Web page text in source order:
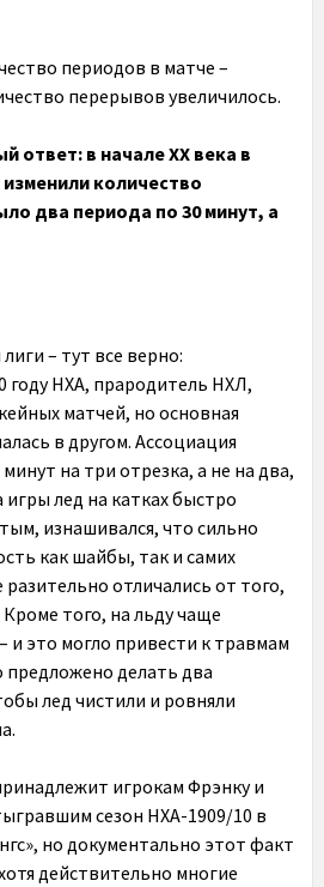
периодов в матче –
перерывов увеличилось.
ответ: в начале XX века в
количество
два периода по 30 минут, а
– тут все верно:
году НХА, прародитель НХЛ,
матчей, но основная
в другом. Ассоциация
на три отрезка, а не на два,
игры лед на катках быстро
изнашивался, что сильно
как шайбы, так и самих
отличались от того,
того, на льду чаще
и это могло привести к травмам
предложено делать два
лед чистили и ровняли
игрокам Фрэнку и
сезон НХА-1909/10 в
но документально этот факт
действительно многие